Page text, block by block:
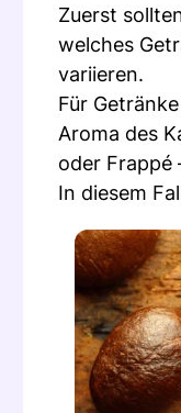
Zuerst
welches
variieren.
Für
Aroma des
oder Frappé
In diesem